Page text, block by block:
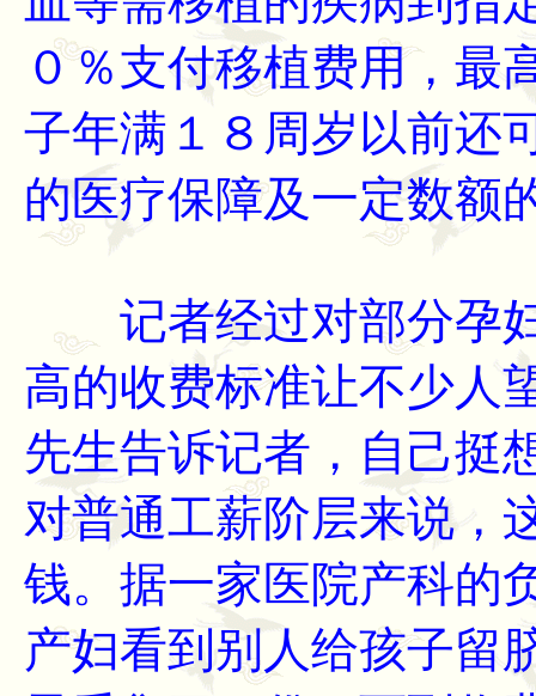
０％支付移植费用，最
子年满１８周岁以前还
的医疗保障及一定数额
记者经过对部分孕妇
高的收费标准让不少人
先生告诉记者，自己挺
对普通工薪阶层来说，
钱。据一家医院产科的
产妇看到别人给孩子留